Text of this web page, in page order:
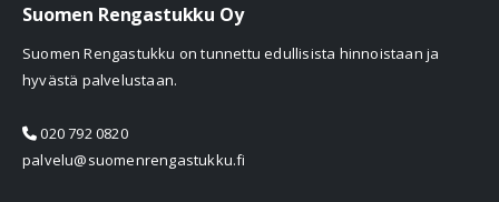
Suomen Rengastukku Oy
Suomen Rengastukku on tunnettu edullisista hinnoistaan ja
hyvästä palvelustaan.
020 792 0820
palvelu@suomenrengastukku.fi